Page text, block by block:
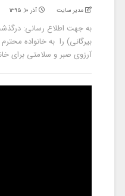
مدیر سایت آذر ۱۰, ۱۳۹۵
به جهت اطلاع رسانی:
بیرگانی) را به خانواده
آرزوی صبر و سلامتی برای